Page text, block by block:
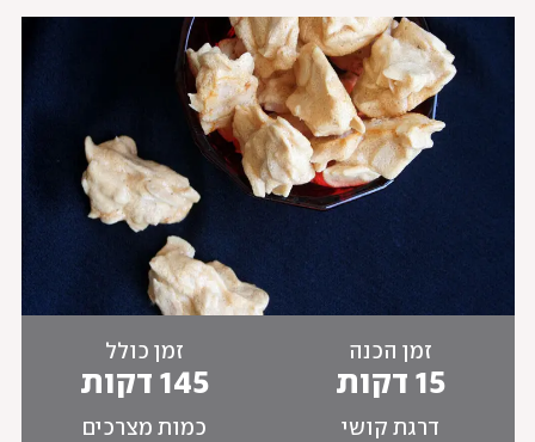
זמן הכנה
15 דקות
זמן כולל
145 דקות
דרגת קושי כמות מצרכים